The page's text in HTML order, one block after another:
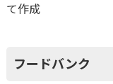
て作成
フードバンク